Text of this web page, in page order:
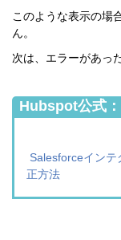
このような表示の場
ん。
次は、エラーがあっ
Hubspot公式
Salesforceインテ
正方法